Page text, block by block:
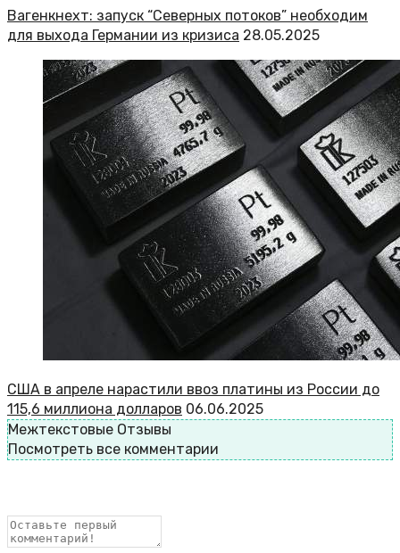
Вагенкнехт: запуск “Северных потоков” необходим
для выхода Германии из кризиса 28.05.2025
США в апреле нарастили ввоз платины из России до
115,6 миллиона долларов 06.06.2025
Межтекстовые Отзывы
Посмотреть все комментарии